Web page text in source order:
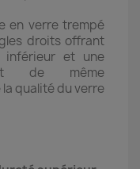
en verre trempé
droits offrant
inférieur et une
de même
qualité du verre